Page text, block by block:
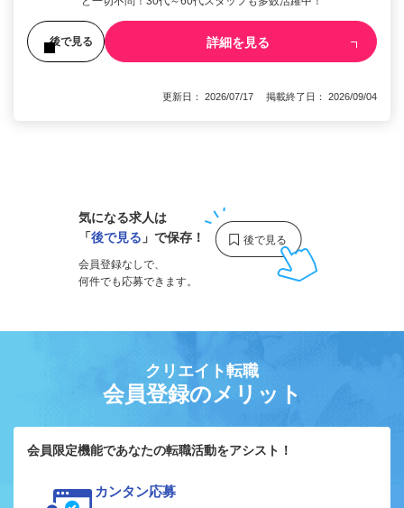
後で見る 詳細を見る
更新日： 2026/07/17 掲載終了日： 2026/09/04
気になる求人は
「後で見る 」で保存！
会員登録なしで、
何件でも応募できます。
クリエイト転職
会員登録のメリット
会員限定機能であなたの転職活動をアシスト！
カンタン応募